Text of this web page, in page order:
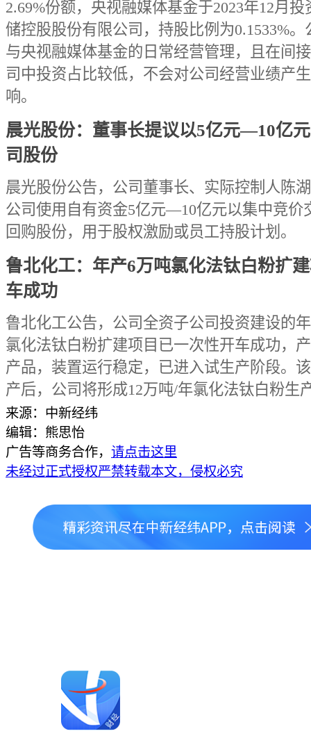
2.69%份额，央视融媒体基金于2023年12月投
储控股股份有限公司，持股比例为0.1533%。
与央视融媒体基金的日常经营管理，且在间
司中投资占比较低，不会对公司经营业绩产
响。
晨光股份：董事长提议以5亿元—10亿
司股份
晨光股份公告，公司董事长、实际控制人陈
公司使用自有资金5亿元—10亿元以集中竞价
回购股份，用于股权激励或员工持股计划。
鲁北化工：年产6万吨氯化法钛白粉扩
车成功
鲁北化工公告，公司全资子公司投资建设的
氯化法钛白粉扩建项目已一次性开车成功，
产品，装置运行稳定，已进入试生产阶段。
产后，公司将形成12万吨/年氯化法钛白粉生
来源：中新经纬
编辑：熊思怡
广告等商务合作， 请点击这里
未经过正式授权严禁转载本文，侵权必究